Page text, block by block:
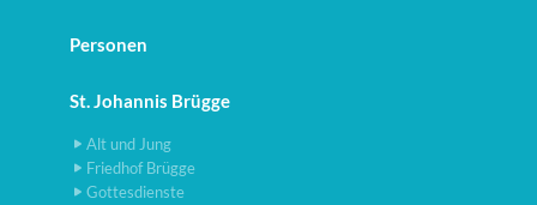
Personen
St. Johannis Brügge
Alt und Jung
Friedhof Brügge
Gottesdienste